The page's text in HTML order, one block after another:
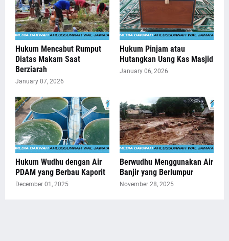
Hukum Mencabut Rumput
Diatas Makam Saat
Berziarah
January 07, 2026
Hukum Pinjam atau
Hutangkan Uang Kas Masjid
January 06, 2026
Hukum Wudhu dengan Air
PDAM yang Berbau Kaporit
December 01, 2025
Berwudhu Menggunakan Air
Banjir yang Berlumpur
November 28, 2025